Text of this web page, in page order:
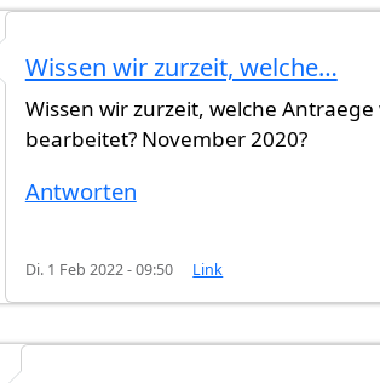
Wissen wir zurzeit, welche…
Wissen wir zurzeit, welche
bearbeitet? November 2020?
Antworten
Di. 1 Feb 2022 - 09:50 Link